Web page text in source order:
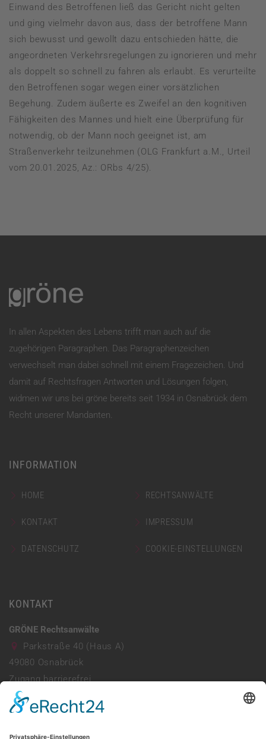
Einwand des Betroffenen ließ das Gericht nicht gelten
und ging vielmehr davon aus, dass der betroffene Mann
sich bewusst und gewollt dazu entschieden hätte, die
angeordneten Verkehrsregelungen zu ignorieren und mehr
als doppelt so schnell zu fahren als erlaubt. Es verurteilte
den Betroffenen sogar wegen einer vorsätzlichen
Begehung. Zudem äußerte es Zweifel an den kognitiven
Fähigkeiten des Mannes und hielt eine Überprüfung für
notwendig, ob der Mann noch geeignet ist, am
Straßenverkehr teilzunehmen (OLG Frankfurt a.M., Urteil
vom 20.01.2025, Az.: ORbs 4/25).
In allen Aspekten des Lebens trifft man auch auf die
zugehörigen Paragraphen. Das Paragraphenzeichen
verwechselt man dabei schnell mit einem Fragezeichen. Und
damit auf Rechtsfragen Antworten und Lösungen folgen,
widmen wir uns bei gröne bereits seit 1934 in Osnabrück dem
Recht unserer Mandanten.
INFORMATION
HOME RECHTSANWÄLTE
KONTAKT IMPRESSUM
DATENSCHUTZ COOKIE-EINSTELLUNGEN
KONTAKT
GRÖNE Rechtsanwälte
Parkstraße 40 (Haus A)
49080 Osnabrück
Zugang barrierefrei
Parkhaus vorhanden